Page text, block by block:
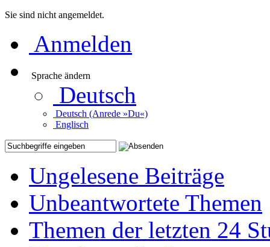
Sie sind nicht angemeldet.
Anmelden
Sprache ändern
Deutsch
Deutsch (Anrede »Du«)
Englisch
Ungelesene Beiträge
Unbeantwortete Themen
Themen der letzten 24